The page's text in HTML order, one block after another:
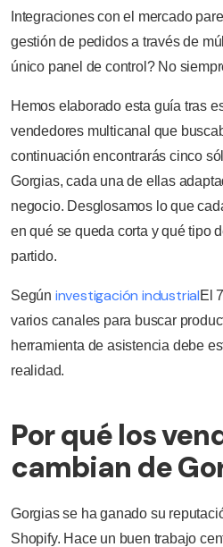
Integraciones con el mercado
gestión de pedidos a través de
único panel de control? No
Hemos elaborado esta guía tras
vendedores multicanal que
continuación encontrarás cinco
Gorgias, cada una de ellas
negocio. Desglosamos lo que
en qué se queda corta y qué tipo
partido.
Según investigación industrialEl
varios canales para buscar
herramienta de asistencia debe
realidad.
Por qué los
cambian de
Gorgias se ha ganado su
Shopify. Hace un buen trabajo